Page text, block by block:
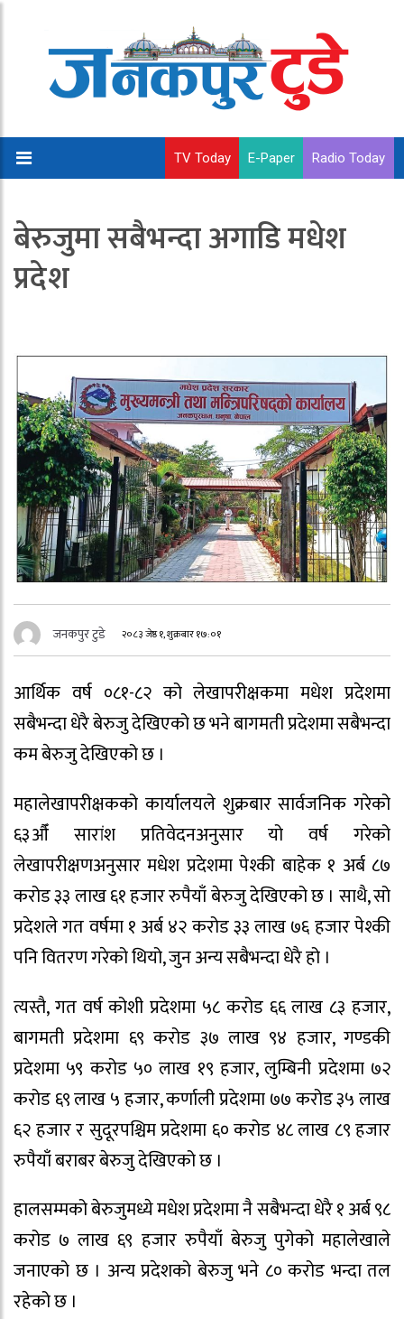
TV Today E-Paper Radio Today
बेरुजुमा सबैभन्दा अगाडि मधेश
प्रदेश
जनकपुर टुडे २०८३ जेष्ठ १, शुक्रबार १७:०१
आर्थिक वर्ष ०८१-८२ को लेखापरीक्षकमा मधेश प्रदेशमा
सबैभन्दा धेरै बेरुजु देखिएको छ भने बागमती प्रदेशमा सबैभन्दा
कम बेरुजु देखिएको छ ।
महालेखापरीक्षकको कार्यालयले शुक्रबार सार्वजनिक गरेको
६३औँ सारांश प्रतिवेदनअनुसार यो वर्ष गरेको
लेखापरीक्षणअनुसार मधेश प्रदेशमा पेश्की बाहेक १ अर्ब ८७
करोड ३३ लाख ६१ हजार रुपैयाँ बेरुजु देखिएको छ । साथै, सो
प्रदेशले गत वर्षमा १ अर्ब ४२ करोड ३३ लाख ७६ हजार पेश्की
पनि वितरण गरेको थियो, जुन अन्य सबैभन्दा धेरै हो ।
त्यस्तै, गत वर्ष कोशी प्रदेशमा ५८ करोड ६६ लाख ८३ हजार,
बागमती प्रदेशमा ६९ करोड ३७ लाख ९४ हजार, गण्डकी
प्रदेशमा ५९ करोड ५० लाख १९ हजार, लुम्बिनी प्रदेशमा ७२
करोड ६९ लाख ५ हजार, कर्णाली प्रदेशमा ७७ करोड ३५ लाख
६२ हजार र सुदूरपश्चिम प्रदेशमा ६० करोड ४८ लाख ८९ हजार
रुपैयाँ बराबर बेरुजु देखिएको छ ।
हालसम्मको बेरुजुमध्ये मधेश प्रदेशमा नै सबैभन्दा धेरै १ अर्ब ९८
करोड ७ लाख ६९ हजार रुपैयाँ बेरुजु पुगेको महालेखाले
जनाएको छ । अन्य प्रदेशको बेरुजु भने ८० करोड भन्दा तल
रहेको छ ।